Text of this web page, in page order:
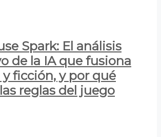
Spark: El análisis
de la IA que fusiona
ficción, y por qué
reglas del juego